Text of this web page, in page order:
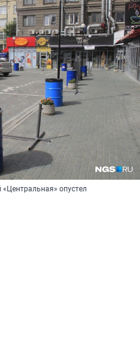
опустел